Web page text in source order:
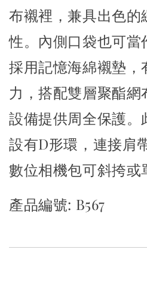
布襯裡，兼具出色的
性。內側口袋也可當
採用記憶海綿襯墊，
力，搭配雙層聚酯網
設備提供周全保護。
設有D形環，連接肩
數位相機包可斜挎或
產品編號: B567